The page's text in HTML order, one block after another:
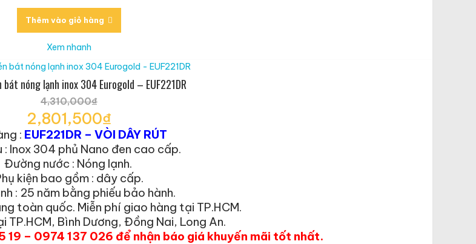
Thêm vào giỏ hàng
Xem nhanh
bát nóng lạnh inox 304 Eurogold – EUF221DR
4,310,000₫
Giá
gốc
là:
4,310,000₫.
2,801,500₫
Giá
hiện
tại
là:
2,801,500₫.
: EUF221DR – VÒI DÂY RÚT
: Inox 304 phủ Nano đen cao cấp.
Đường nước : Nóng lạnh.
kiện bao gồm : dây cấp.
: 25 năm bằng phiếu bảo hành.
toàn quốc. Miễn phí giao hàng tại TP.HCM.
Bình Dương, Đồng Nai, Long An.
19 – 0974 137 026 để nhận báo giá khuyến mãi tốt nhất.